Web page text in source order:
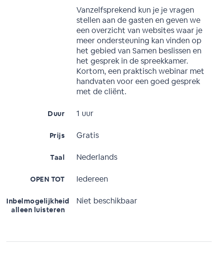
Vanzelfsprekend kun je je vragen
stellen aan de gasten en geven we
een overzicht van websites waar je
meer ondersteuning kan vinden op
het gebied van Samen beslissen en
het gesprek in de spreekkamer.
Kortom, een praktisch webinar met
handvaten voor een goed gesprek
met de cliënt.
Duur 1 uur
Prijs Gratis
Taal Nederlands
OPEN TOT Iedereen
Inbelmogelijkheid
alleen luisteren
Niet beschikbaar